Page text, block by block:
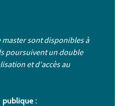
sont disponibles à
poursuivent un double
et d'accès au
: